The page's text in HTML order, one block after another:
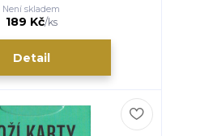
189 Kč/ks
Není skladem
Detail